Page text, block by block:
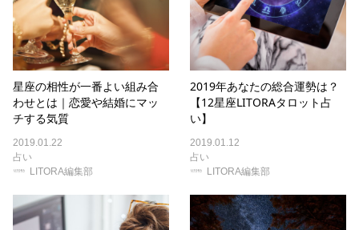
星座の相性が一番よい組み合
わせとは｜恋愛や結婚にマッ
チする気質
2019.01.22
占い
LITORA編集部
2019年あなたの総合運勢は？
【12星座LITORAタロット占
い】
2019.01.12
占い
LITORA編集部